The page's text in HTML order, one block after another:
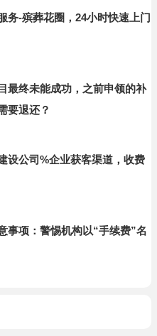
务-殡葬花圈，24小时快速上门
最终未能成功，之前申领的补
要退还？
设公司%企业获客渠道，收费
事项：警惕机构以“手续费”名